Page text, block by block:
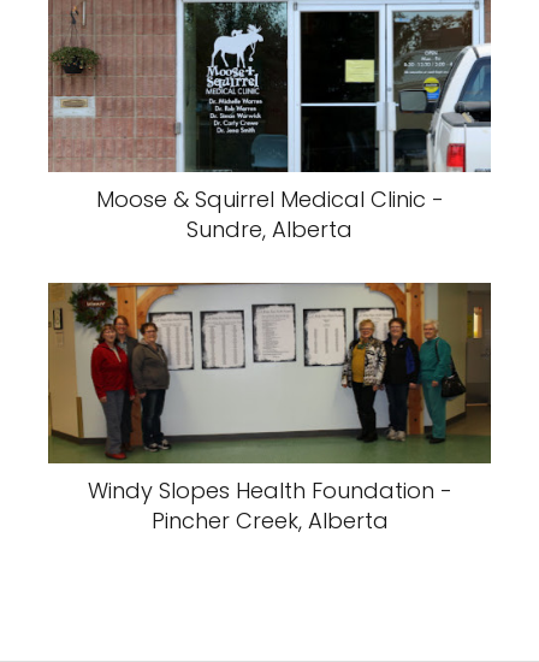
Moose & Squirrel Medical Clinic -
Sundre, Alberta
Windy Slopes Health Foundation -
Pincher Creek, Alberta